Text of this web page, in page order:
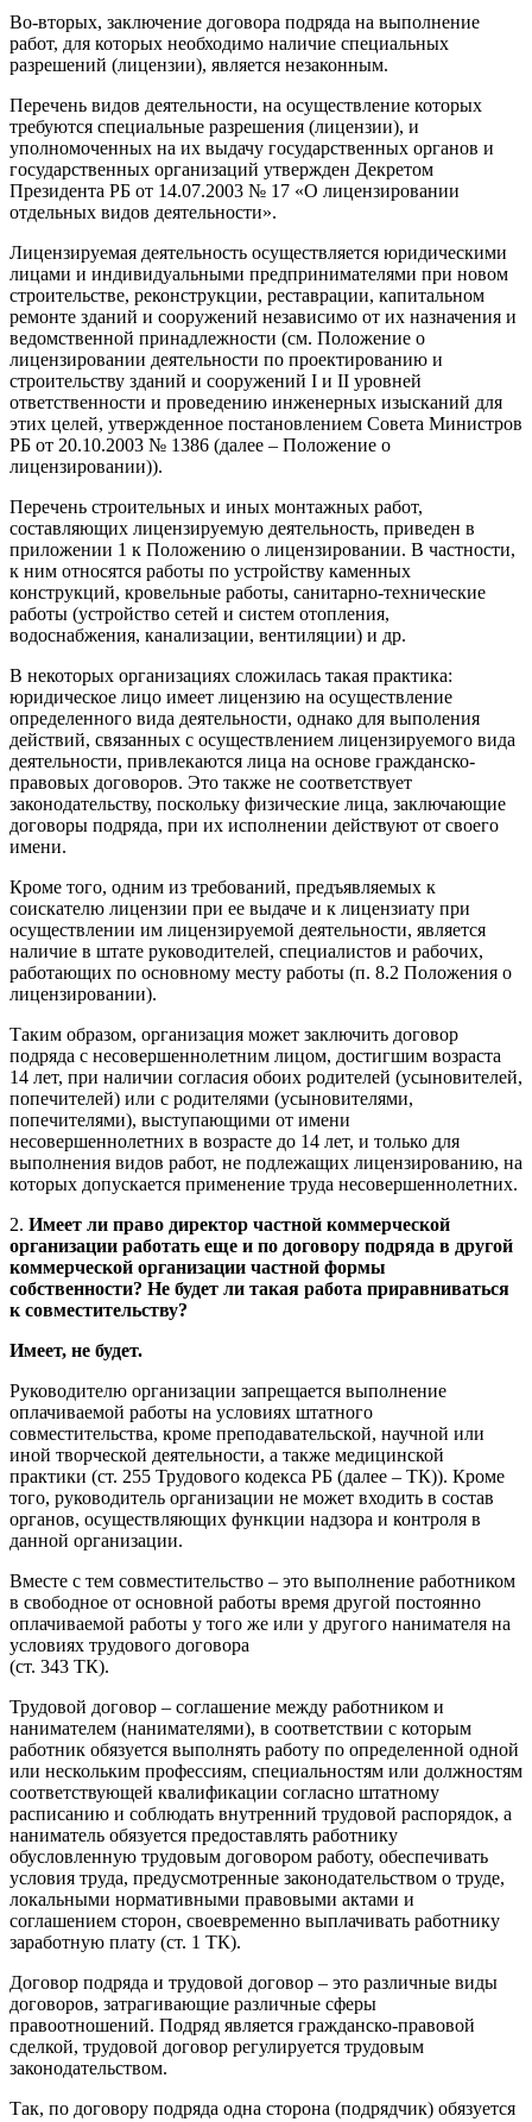
Во-вторых, заключение договора подряда на выполнение
работ, для которых необходимо наличие специальных
разрешений (лицензии), является незаконным.
Перечень видов деятельности, на осуществление которых
требуются специальные разрешения (лицензии), и
уполномоченных на их выдачу государственных органов и
государственных организаций утвержден Декретом
Президента РБ от 14.07.2003 № 17 «О лицензировании
отдельных видов деятельности».
Лицензируемая деятельность осуществляется юридическими
лицами и индивидуальными предпринимателями при новом
строительстве, реконструкции, реставрации, капитальном
ремонте зданий и сооружений независимо от их назначения и
ведомственной принадлежности (см. Положение о
лицензировании деятельности по проектированию и
строительству зданий и сооружений I и II уровней
ответственности и проведению инженерных изысканий для
этих целей, утвержденное постановлением Совета Министров
РБ от 20.10.2003 № 1386 (далее – Положение о
лицензировании)).
Перечень строительных и иных монтажных работ,
составляющих лицензируемую деятельность, приведен в
приложении 1 к Положению о лицензировании. В частности,
к ним относятся работы по устройству каменных
конструкций, кровельные работы, санитарно-технические
работы (устройство сетей и систем отопления,
водоснабжения, канализации, вентиляции) и др.
В некоторых организациях сложилась такая практика:
юридическое лицо имеет лицензию на осуществление
определенного вида деятельности, однако для выполения
действий, связанных с осуществлением лицензируемого вида
деятельности, привлекаются лица на основе гражданско-
правовых договоров. Это также не соответствует
законодательству, поскольку физические лица, заключающие
договоры подряда, при их исполнении действуют от своего
имени.
Кроме того, одним из требований, предъявляемых к
соискателю лицензии при ее выдаче и к лицензиату при
осуществлении им лицензируемой деятельности, является
наличие в штате руководителей, специалистов и рабочих,
работающих по основному месту работы (п. 8.2 Положения о
лицензировании).
Таким образом, организация может заключить договор
подряда с несовершеннолетним лицом, достигшим возраста
14 лет, при наличии согласия обоих родителей (усыновителей,
попечителей) или с родителями (усыновителями,
попечителями), выступающими от имени
несовершеннолетних в возрасте до 14 лет, и только для
выполнения видов работ, не подлежащих лицензированию, на
которых допускается применение труда несовершеннолетних.
2. Имеет ли право директор частной коммерческой
организации работать еще и по договору подряда в другой
коммерческой организации частной формы
собственности? Не будет ли такая работа приравниваться
к совместительству?
Имеет, не будет.
Руководителю организации запрещается выполнение
оплачиваемой работы на условиях штатного
совместительства, кроме преподавательской, научной или
иной творческой деятельности, а также медицинской
практики (ст. 255 Трудового кодекса РБ (далее – ТК)). Кроме
того, руководитель организации не может входить в состав
органов, осуществляющих функции надзора и контроля в
данной организации.
Вместе с тем совместительство – это выполнение работником
в свободное от основной работы время другой постоянно
оплачиваемой работы у того же или у другого нанимателя на
условиях трудового договора
(ст. 343 ТК).
Трудовой договор – соглашение между работником и
нанимателем (нанимателями), в соответствии с которым
работник обязуется выполнять работу по определенной одной
или нескольким профессиям, специальностям или должностям
соответствующей квалификации согласно штатному
расписанию и соблюдать внутренний трудовой распорядок, а
наниматель обязуется предоставлять работнику
обусловленную трудовым договором работу, обеспечивать
условия труда, предусмотренные законодательством о труде,
локальными нормативными правовыми актами и
соглашением сторон, своевременно выплачивать работнику
заработную плату (ст. 1 ТК).
Договор подряда и трудовой договор – это различные виды
договоров, затрагивающие различные сферы
правоотношений. Подряд является гражданско-правовой
сделкой, трудовой договор регулируется трудовым
законодательством.
Так, по договору подряда одна сторона (подрядчик) обязуется